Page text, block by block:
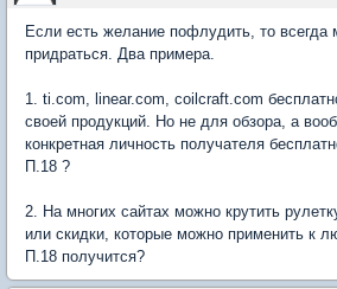
Если есть желание пофлудить, то всегда
придраться. Два примера.
1. ti.com, linear.com, coilcraft.com
своей продукций. Но не для обзора, а
конкретная личность получателя
П.18 ?
2. На многих сайтах можно крутить
или скидки, которые можно применить к
П.18 получится?